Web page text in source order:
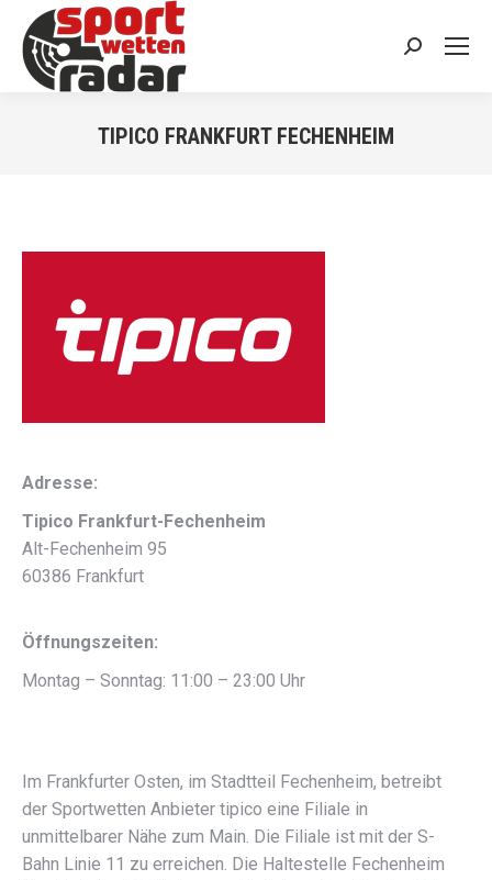
Search:
TIPICO FRANKFURT FECHENHEIM
Adresse:
Tipico Frankfurt-Fechenheim
Alt-Fechenheim 95
60386 Frankfurt
Öffnungszeiten:
Montag – Sonntag: 11:00 – 23:00 Uhr
Im Frankfurter Osten, im Stadtteil Fechenheim, betreibt
der Sportwetten Anbieter tipico eine Filiale in
unmittelbarer Nähe zum Main. Die Filiale ist mit der S-
Bahn Linie 11 zu erreichen. Die Haltestelle Fechenheim